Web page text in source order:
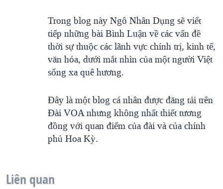
Trong blog này Ngô Nhân Dụng sẽ viết
tiếp những bài Bình Luận về các vấn đề
thời sự thuộc các lãnh vực chính trị, kinh tế,
văn hóa, dưới mắt nhìn của một người Việt
sống xa quê hương.
Đây là một blog cá nhân được đăng tải trên
Đài VOA nhưng không nhất thiết tương
đồng với quan điểm của đài và của chính
phủ Hoa Kỳ.
Liên quan